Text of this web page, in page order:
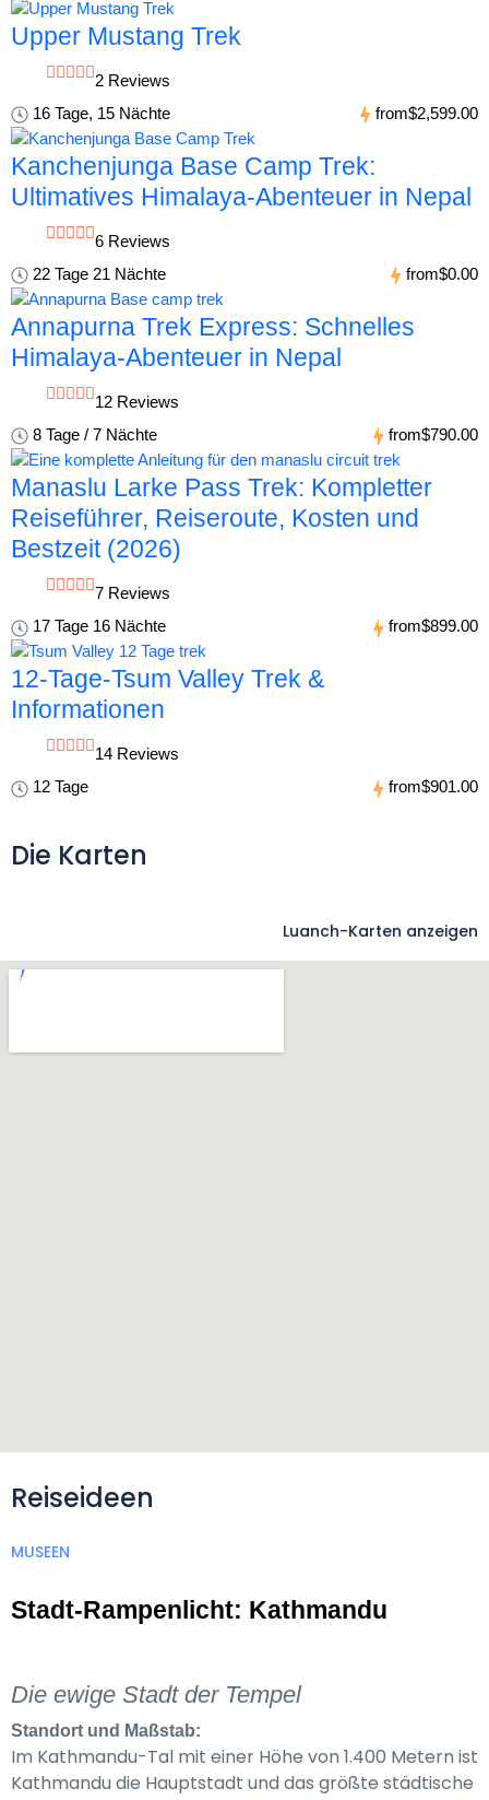
Upper Mustang Trek
2 Reviews
16 Tage, 15 Nächte
from$2,599.00
Kanchenjunga Base Camp Trek:
Ultimatives Himalaya-Abenteuer in Nepal
6 Reviews
22 Tage 21 Nächte
from$0.00
Annapurna Trek Express: Schnelles
Himalaya-Abenteuer in Nepal
12 Reviews
8 Tage / 7 Nächte
from$790.00
Manaslu Larke Pass Trek: Kompletter
Reiseführer, Reiseroute, Kosten und
Bestzeit (2026)
7 Reviews
17 Tage 16 Nächte
from$899.00
12-Tage-Tsum Valley Trek &
Informationen
14 Reviews
12 Tage
from$901.00
Die Karten
Luanch-Karten anzeigen
Reiseideen
MUSEEN
Stadt-Rampenlicht: Kathmandu
Die ewige Stadt der Tempel
Standort und Maßstab:
Im Kathmandu-Tal mit einer Höhe von 1.400 Metern ist
Kathmandu die Hauptstadt und das größte städtische